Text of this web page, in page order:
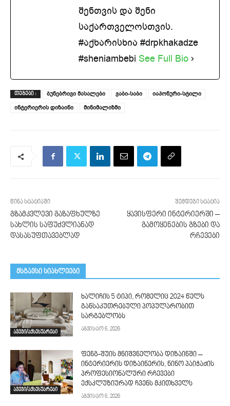
შენთვის და შენი
საქართველოსთვის.
#აქხარისხია #drpkhakadze
#sheniambebi See Full Bio
ᲗᲔᲒᲔᲑᲘ : ბუნებრივი მასალები ვაბი-საბი
იაპონური-სტილი
ინტერიერის დიზაინი
მინიმალიზმი
წინა სტატიაში
გზამკვლევი გაზაფხულზე
სახლის საფუძვლიანად
დასასუფთავებლად
შემდეგი სტატია
ყავისფერი ინტერიერში –
გამოყენების გზები და
რჩევები
მსგავსი სიახლეები
ავეჯი/აქსესუარები
ხალიჩის 5 ტიპი, რომელიც 2024 წელს
განსაკუთრებული პოპულარობით
სარგებლობს
აგვისტო 6, 2026
ავეჯი/აქსესუარები
ფენგ-შუის მნიშვნელობა დიზაინში –
ინტერიერის დიზაინერის, ნინო პაიჭაძის
პროფესიონალური რჩევები
ექსკლუზიურად ჩვენს მკითხველს
აგვისტო 6, 2026